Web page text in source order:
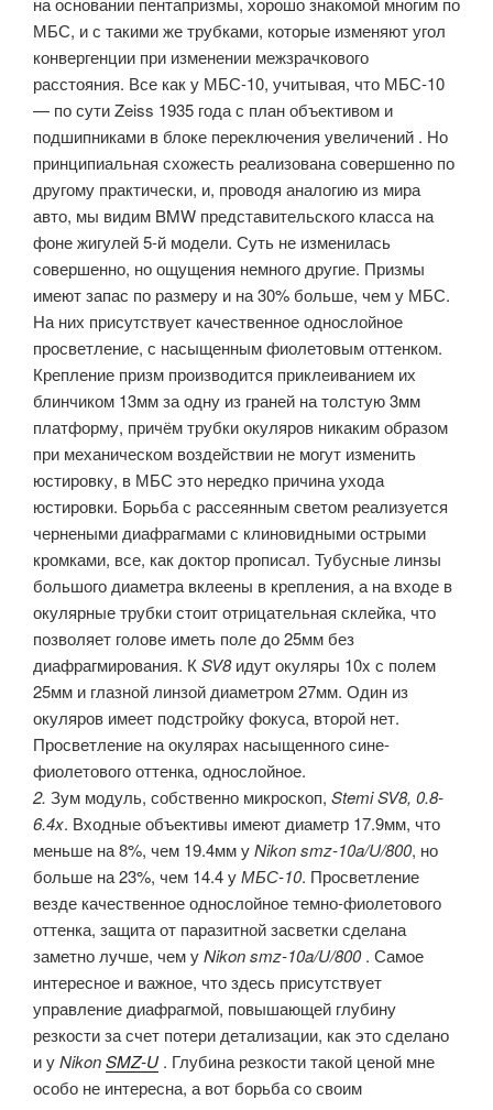
МБС, и с такими же трубками, которые изменяют угол
конвергенции при изменении межзрачкового
расстояния. Все как у МБС-10, учитывая, что МБС-10
— по сути Zeiss 1935 года с план объективом и
подшипниками в блоке переключения увеличений . Но
принципиальная схожесть реализована совершенно по
другому практически, и, проводя аналогию из мира
авто, мы видим BMW представительского класса на
фоне жигулей 5-й модели. Суть не изменилась
совершенно, но ощущения немного другие. Призмы
имеют запас по размеру и на 30% больше, чем у МБС.
На них присутствует качественное однослойное
просветление, с насыщенным фиолетовым оттенком.
Крепление призм производится приклеиванием их
блинчиком 13мм за одну из граней на толстую 3мм
платформу, причём трубки окуляров никаким образом
при механическом воздействии не могут изменить
юстировку, в МБС это нередко причина ухода
юстировки. Борьба с рассеянным светом реализуется
чернеными диафрагмами с клиновидными острыми
кромками, все, как доктор прописал. Тубусные линзы
большого диаметра вклеены в крепления, а на входе в
окулярные трубки стоит отрицательная склейка, что
позволяет голове иметь поле до 25мм без
диафрагмирования. К SV8идут окуляры 10x с полем
25мм и глазной линзой диаметром 27мм. Один из
окуляров имеет подстройку фокуса, второй нет.
Просветление на окулярах насыщенного сине-
фиолетового оттенка, однослойное.
2. Зум модуль, собственно микроскоп, Stemi SV8, 0.8-
6.4x. Входные объективы имеют диаметр 17.9мм, что
меньше на 8%, чем 19.4мм уNikon smz-10a/U/800, но
больше на 23%, чем 14.4 уМБС-10. Просветление
везде качественное однослойное темно-фиолетового
оттенка, защита от паразитной засветки сделана
заметно лучше, чем уNikon smz-10a/U/800. Самое
интересное и важное, что здесь присутствует
управление диафрагмой, повышающей глубину
резкости за счет потери детализации, как это сделано
и уNikonSMZ-U. Глубина резкости такой ценой мне
особо не интересна, а вот борьба со своим